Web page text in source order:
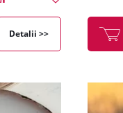
Detalii >>